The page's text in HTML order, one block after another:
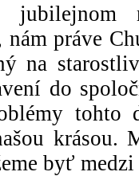
nám práve
na
do
tohto
krásou.
byť